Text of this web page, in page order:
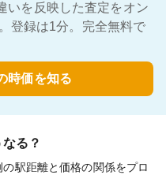
いを反映した査定をオン
登録は1分。完全無料で
時価を知る
る？
駅距離と価格の関係をプロ